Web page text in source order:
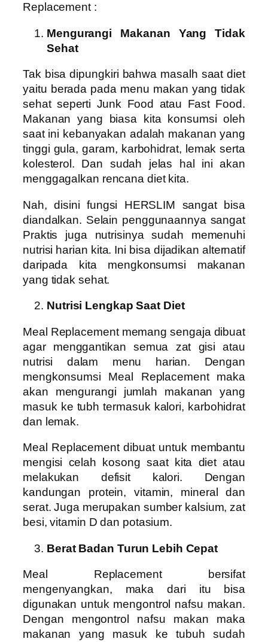
Replacement :
Mengurangi Makanan Yang Tidak
Sehat
Tak bisa dipungkiri bahwa masalh saat diet
yaitu berada pada menu makan yang tidak
sehat seperti Junk Food atau Fast Food.
Makanan yang biasa kita konsumsi oleh
saat ini kebanyakan adalah makanan yang
tinggi gula, garam, karbohidrat, lemak serta
kolesterol. Dan sudah jelas hal ini akan
menggagalkan rencana diet kita.
Nah, disini fungsi HERSLIM sangat bisa
diandalkan. Selain penggunaannya sangat
Praktis juga nutrisinya sudah memenuhi
nutrisi harian kita. Ini bisa dijadikan alternatif
daripada kita mengkonsumsi makanan
yang tidak sehat.
Nutrisi Lengkap Saat Diet
Meal Replacement memang sengaja dibuat
agar menggantikan semua zat gisi atau
nutrisi dalam menu harian. Dengan
mengkonsumsi Meal Replacement maka
akan mengurangi jumlah makanan yang
masuk ke tubh termasuk kalori, karbohidrat
dan lemak.
Meal Replacement dibuat untuk membantu
mengisi celah kosong saat kita diet atau
melakukan defisit kalori. Dengan
kandungan protein, vitamin, mineral dan
serat. Juga merupakan sumber kalsium, zat
besi, vitamin D dan potasium.
Berat Badan Turun Lebih Cepat
Meal Replacement bersifat
mengenyangkan, maka dari itu bisa
digunakan untuk mengontrol nafsu makan.
Dengan mengontrol nafsu makan maka
makanan yang masuk ke tubuh sudah